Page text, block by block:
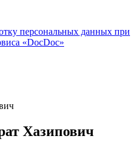
персональных данных при
«DocDoc»
Хазипович